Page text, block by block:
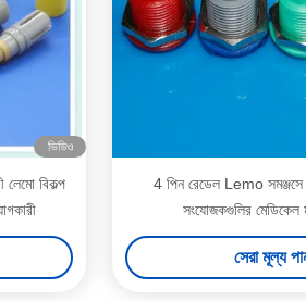
ভিডিও
লেমো বিকল্প
4 পিন রেডেল Lemo সমঞ্জসে
সংযোজকগুলির মেডিকেল
সেরা মূল্য